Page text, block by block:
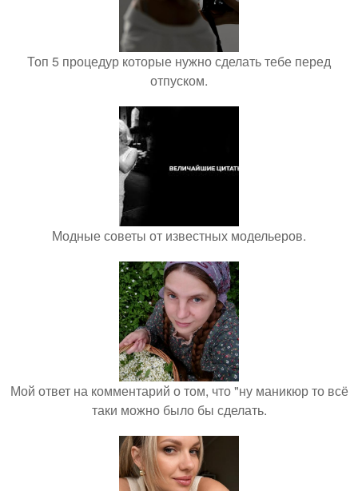
Топ 5 процедур которые нужно сделать тебе перед
отпуском.
Модные советы от известных модельеров.
Мой ответ на комментарий о том, что "ну маникюр то всё
таки можно было бы сделать.